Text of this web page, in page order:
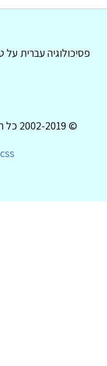
פסיכולוגיה עברית על
© 2002-2019 כל הזכויות שמורות לפסיכולוגיה עברית